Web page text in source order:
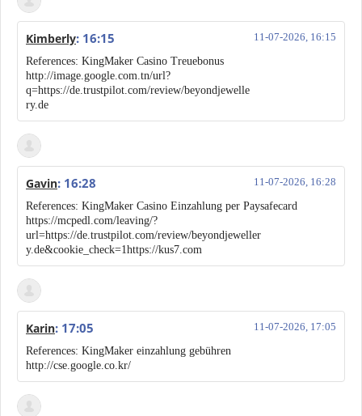
Kimberly 11-07-2026, 16:15
: 16:15
References: KingMaker Casino Treuebonus
http://image.google.com.tn/url?
q=https://de.trustpilot.com/review/beyondjewelle
ry.de
Gavin 11-07-2026, 16:28
: 16:28
References: KingMaker Casino Einzahlung per Paysafecard
https://mcpedl.com/leaving/?
url=https://de.trustpilot.com/review/beyondjeweller
y.de&cookie_check=1https://kus7.com
Karin 11-07-2026, 17:05
: 17:05
References: KingMaker einzahlung gebühren
http://cse.google.co.kr/